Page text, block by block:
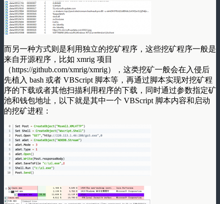
而另一种方式则是利用独立的挖矿程序，这些挖矿程序一般是
来自开源程序，比如 xmrig 项目
（https://github.com/xmrig/xmrig），这类挖矿一般会在入侵后
先植入 bash 或者 VBScript 脚本等，再通过脚本实现对挖矿程
序的下载或者其他扫描利用程序的下载，同时通过参数指定矿
池和钱包地址，以下就是其中一个 VBScript 脚本内容和启动
的挖矿进程：